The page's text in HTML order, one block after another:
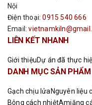
Nội
Điện thoại:0915 540 666
Email:
LIÊN KẾT NHANH
Giới thiệuDự án đã thực
DANH MỤC SẢN PHẨM
Gạch chịu lửaNguyên liệu
Bông cách nhiệtAmiăng